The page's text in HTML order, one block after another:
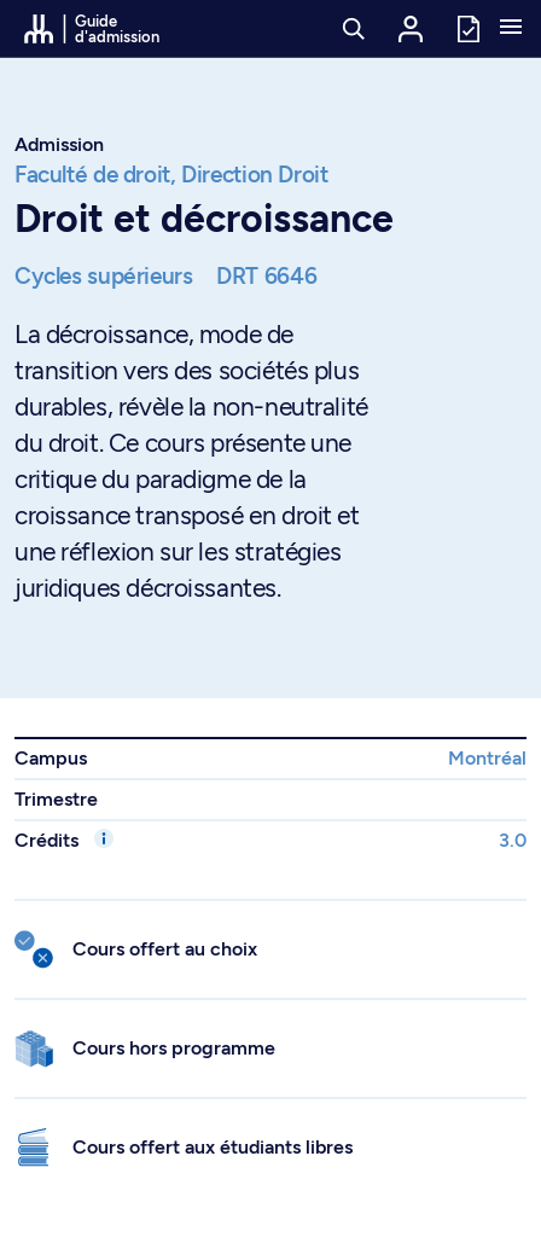
Passer au contenu
Guide
d'admission
Admission
Faculté de droit, Direction Droit
Droit et décroissance
Cycles supérieurs DRT 6646
La décroissance, mode de
transition vers des sociétés plus
durables, révèle la non-neutralité
du droit. Ce cours présente une
critique du paradigme de la
croissance transposé en droit et
une réflexion sur les stratégies
juridiques décroissantes.
Campus
Montréal
Trimestre
Crédits
3.0
Cours offert au choix
Cours hors programme
Cours offert aux étudiants libres